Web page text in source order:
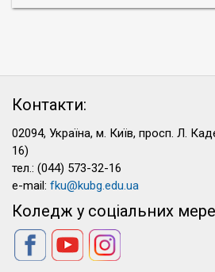
Контакти:
02094, Україна, м. Київ, просп. Л.
16)
тел.: (044) 573-32-16
e-mail: fku@kubg.edu.ua
Коледж у соціальних